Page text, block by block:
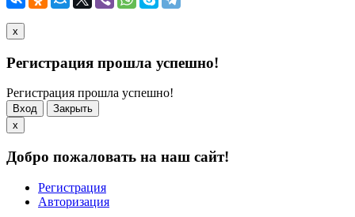
x
Регистрация прошла успешно!
Регистрация прошла успешно!
Вход
Закрыть
x
Добро пожаловать на наш сайт!
Регистрация
Авторизация